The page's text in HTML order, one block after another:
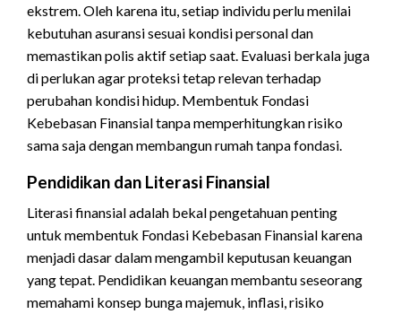
ekstrem. Oleh karena itu, setiap individu perlu menilai
kebutuhan asuransi sesuai kondisi personal dan
memastikan polis aktif setiap saat. Evaluasi berkala juga
di perlukan agar proteksi tetap relevan terhadap
perubahan kondisi hidup. Membentuk Fondasi
Kebebasan Finansial tanpa memperhitungkan risiko
sama saja dengan membangun rumah tanpa fondasi.
Pendidikan dan Literasi Finansial
Literasi finansial adalah bekal pengetahuan penting
untuk membentuk Fondasi Kebebasan Finansial karena
menjadi dasar dalam mengambil keputusan keuangan
yang tepat. Pendidikan keuangan membantu seseorang
memahami konsep bunga majemuk, inflasi, risiko